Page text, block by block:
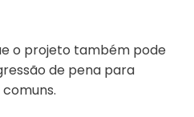
o projeto também pode
de pena para